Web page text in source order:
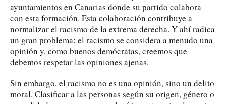
ayuntamientos en Canarias donde su partido colabora
con esta formación. Esta colaboración contribuye a
normalizar el racismo de la extrema derecha. Y ahí radica
un gran problema: el racismo se considera a menudo una
opinión y, como buenos demócratas, creemos que
debemos respetar las opiniones ajenas.
Sin embargo, el racismo no es una opinión, sino un delito
moral. Clasificar a las personas según su origen, género o